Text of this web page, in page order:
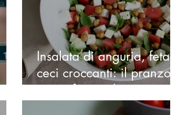
Insalata di anguria, feta e
ceci croccanti: il pranzo
estivo fresco, leggero e
bilanciato